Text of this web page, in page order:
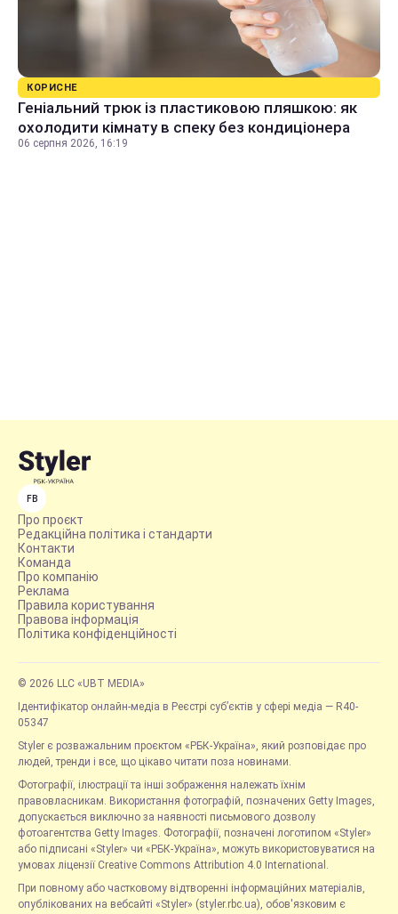
КОРИСНЕ
Геніальний трюк із пластиковою пляшкою: як
охолодити кімнату в спеку без кондиціонера
06 серпня 2026, 16:19
FB
Про проєкт
Редакційна політика і стандарти
Контакти
Команда
Про компанію
Реклама
Правила користування
Правова інформація
Політика конфіденційності
© 2026 LLC «UBT MEDIA»
Ідентифікатор онлайн-медіа в Реєстрі суб’єктів у сфері медіа — R40-
05347
Styler є розважальним проєктом «РБК-Україна», який розповідає про
людей, тренди і все, що цікаво читати поза новинами.
Фотографії, ілюстрації та інші зображення належать їхнім
правовласникам. Використання фотографій, позначених Getty Images,
допускається виключно за наявності письмового дозволу
фотоагентства Getty Images. Фотографії, позначені логотипом «Styler»
або підписані «Styler» чи «РБК-Україна», можуть використовуватися на
умовах ліцензії Creative Commons Attribution 4.0 International.
При повному або частковому відтворенні інформаційних матеріалів,
опублікованих на вебсайті «Styler» (styler.rbc.ua), обов'язковим є